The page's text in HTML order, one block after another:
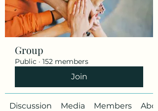
Group
Public · 152 members
Join
Discussion Media Members